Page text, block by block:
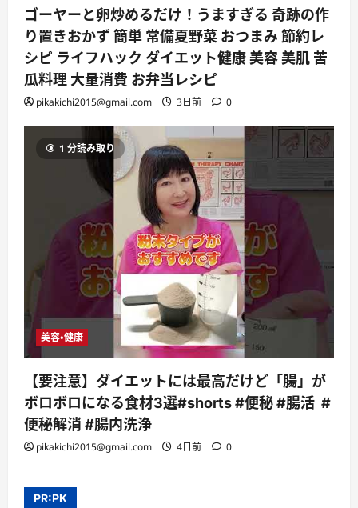
ゴーヤーと卵炒めるだけ！うますぎる 奇跡の作
り置きおかず 簡単 常備夏野菜 おつまみ 節約レ
シピ ライフハック ダイエット健康 美容 美肌 苦
瓜料理 大量消費 お弁当レシピ
pikakichi2015@gmail.com 3日前 0
1 分読み取り
美容・健康
【要注意】ダイエットには最高だけど「腸」が
ボロボロになる食材3選#shorts #便秘 #腸活 #
便秘解消 #腸内洗浄
pikakichi2015@gmail.com 4日前 0
PR:PK